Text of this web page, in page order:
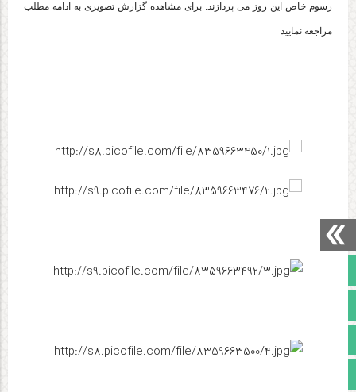
صفحه نخست
رسوم خاص این روز می پردازند. برای مشاهده گزارش تصویری به ادامه مطلب
مراجعه نمایید